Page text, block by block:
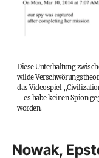
Diese Unterhaltung
wilde
das Videospiel
– es habe keinen Spion
worden.
Nowak,